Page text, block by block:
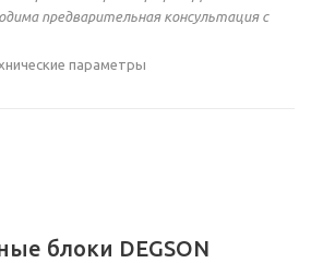
предварительная консультация с
параметры
блоки DEGSON